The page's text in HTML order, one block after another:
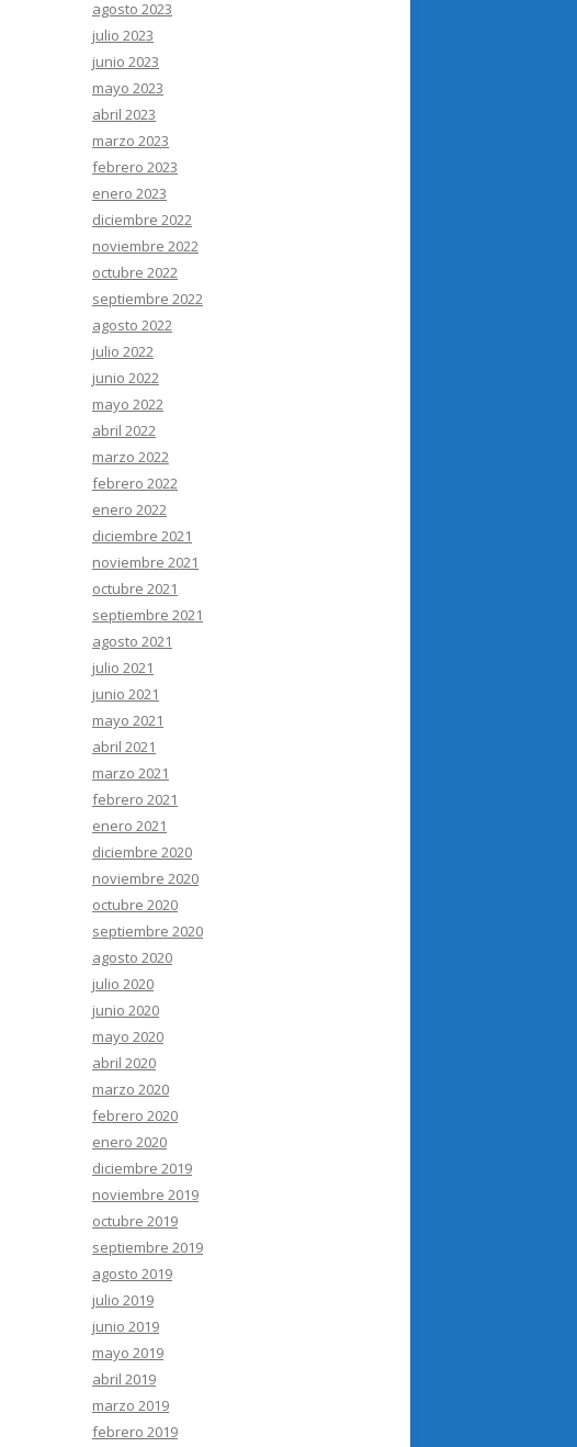
agosto 2023
julio 2023
junio 2023
mayo 2023
abril 2023
marzo 2023
febrero 2023
enero 2023
diciembre 2022
noviembre 2022
octubre 2022
septiembre 2022
agosto 2022
julio 2022
junio 2022
mayo 2022
abril 2022
marzo 2022
febrero 2022
enero 2022
diciembre 2021
noviembre 2021
octubre 2021
septiembre 2021
agosto 2021
julio 2021
junio 2021
mayo 2021
abril 2021
marzo 2021
febrero 2021
enero 2021
diciembre 2020
noviembre 2020
octubre 2020
septiembre 2020
agosto 2020
julio 2020
junio 2020
mayo 2020
abril 2020
marzo 2020
febrero 2020
enero 2020
diciembre 2019
noviembre 2019
octubre 2019
septiembre 2019
agosto 2019
julio 2019
junio 2019
mayo 2019
abril 2019
marzo 2019
febrero 2019